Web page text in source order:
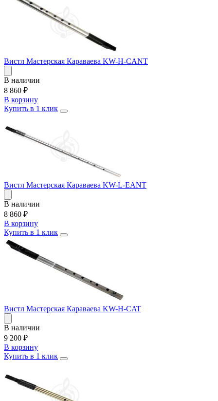
Вистл Мастерская Караваева KW-H-CANT
В наличии
8 860 ₽
В корзину
Купить в 1 клик
Вистл Мастерская Караваева KW-L-EANT
В наличии
8 860 ₽
В корзину
Купить в 1 клик
Вистл Мастерская Караваева KW-H-CAT
В наличии
9 200 ₽
В корзину
Купить в 1 клик